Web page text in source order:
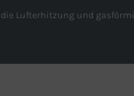
Lufterhitzung und